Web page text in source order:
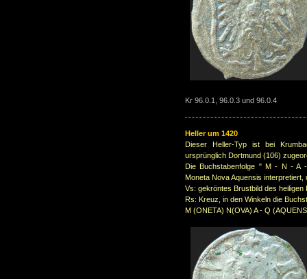
Kr 96.0.1, 96.0.3 und 96.0.4
Heller um 1420
Dieser Heller-Typ ist bei
ursprünglich Dortmund (106)
Die Buchstabenfolge " M - N - A
Moneta Nova Aquensis interpretiert,
Vs: gekröntes Brustbild des
Rs: Kreuz, in den Winkeln die
M (ONETA) N(OVA) A - Q